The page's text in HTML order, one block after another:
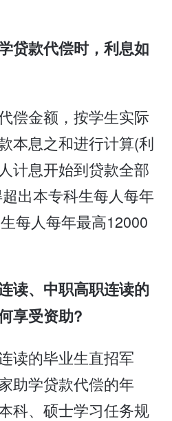
贷款代偿时，利息如
偿金额，按学生实际
本息之和进行计算(利
计息开始到贷款全部
出本专科生每人每年
每人每年最高12000
读、中职高职连读的
享受资助?
读的毕业生直招军
助学贷款代偿的年
科、硕士学习任务规